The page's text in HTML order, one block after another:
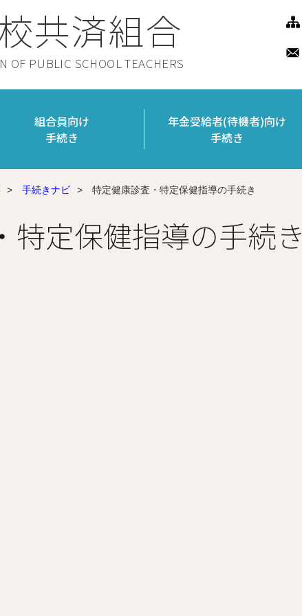
共済組合
OF PUBLIC SCHOOL TEACHERS
組合員向け
手続き
年金受給者(待機者)向け
手続き
> 手続きナビ > 特定健康診査・特定保健指導の手続き
特定保健指導の手続き